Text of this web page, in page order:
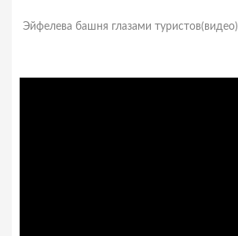
Эйфелева башня глазами туристов(видео)